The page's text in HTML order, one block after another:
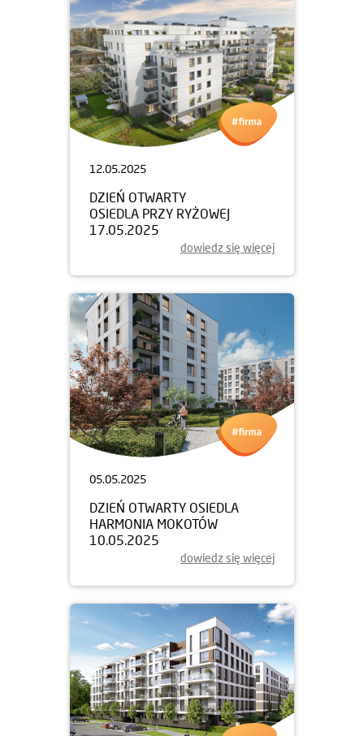
12.05.2025
DZIEŃ OTWARTY
OSIEDLA PRZY RYŻOWEJ
17.05.2025
dowiedz się więcej
05.05.2025
DZIEŃ OTWARTY OSIEDLA
HARMONIA MOKOTÓW
10.05.2025
dowiedz się więcej